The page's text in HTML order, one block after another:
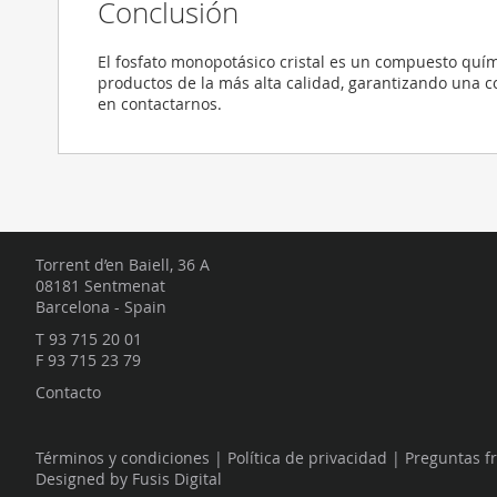
Conclusión
El fosfato monopotásico cristal es un compuesto
productos de la más alta calidad, garantizando una
en contactarnos.
Torrent d’en Baiell, 36 A
08181 Sentmenat
Barcelona - Spain
T 93 715 20 01
F 93 715 23 79
Contacto
Términos y condiciones | Política de privacidad | Preguntas
Designed by Fusis Digital